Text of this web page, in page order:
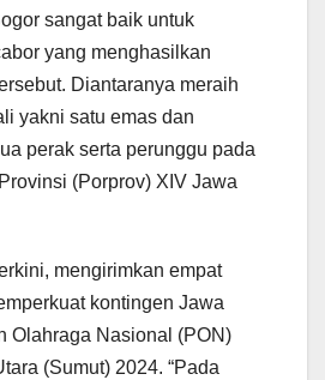
sangat baik untuk
yang menghasilkan
Diantaranya meraih
yakni satu emas dan
perak serta perunggu pada
(Porprov) XIV Jawa
mengirimkan empat
kontingen Jawa
Olahraga Nasional (PON)
(Sumut) 2024. “Pada